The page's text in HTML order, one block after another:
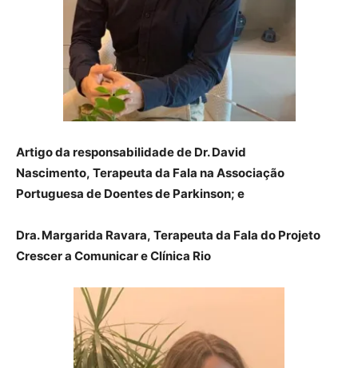
Artigo da responsabilidade de Dr.David
Nascimento, Terapeuta da Fala na Associação
Portuguesa de Doentes de Parkinson; e
Dra. Margarida Ravara, Terapeuta da Fala do Projeto
Crescer a Comunicar e Clínica Rio